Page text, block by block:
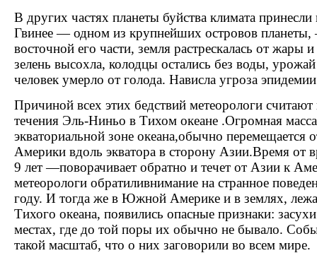
В других частях планеты буйства климата
Гвинее — одном из крупнейших островов
восточной его части, земля растрескалась от жары
зелень высохла, колодцы остались без воды,
человек умерло от голода. Нависла угроза
Причиной всех этих бедствий метеорологи
течения Эль-Ниньо в Тихом океане .Огромная
экваториальной зоне океана,обычно
Америки вдоль экватора в сторону Азии.Время от
9 лет —поворачивает обратно и течет от Азии к
метеорологи обратиливнимание на странное
году. И тогда же в Южной Америке и в землях,
Тихого океана, появились опасные признаки:
местах, где до той поры их обычно не бывало.
такой масштаб, что о них заговорили во всем мире.